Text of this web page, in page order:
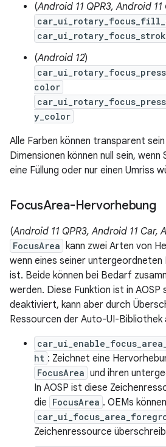
(Android 11 QPR3, Android
(Android 12)
color
y_color
Alle Farben können transparent
Dimensionen können null sein, wenn
eine Füllung oder nur einen Umriss
FocusArea-Hervorhebung
(Android 11 QPR3, Android 11 Car,
FocusArea kann zwei Arten von
wenn eines seiner
ist. Beide können bei Bedarf
werden. Diese Funktion ist in AOSP
deaktiviert, kann aber durch
Ressourcen der Auto-UI-
ht : Zeichnet eine
FocusArea und ihren
In AOSP ist diese
die FocusArea . OEMs
Zeichenressource